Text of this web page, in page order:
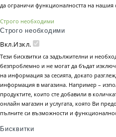
да ограничи функционалността на нашия
Строго необходими
Строго необходими
Вкл.Изкл.
Тези бисквитки са задължителни и
безпроблемно и не могат да бъдат
на информация за сесията, докато
информация в магазина. Например –
продуктите, които сте добавили в
онлайн магазин и услугата, която Ви
пълните си възможности и
Бисквитки